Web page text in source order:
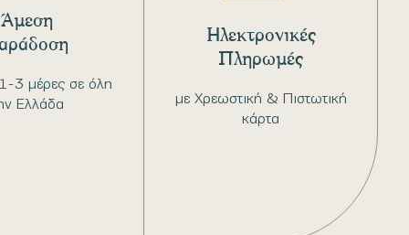
3 μέρες σε όλη
Ελλάδα
Άμεση
με Χρεωστική & Πιστωτική
κάρτα
Ηλεκτρονικές
Πληρωμές